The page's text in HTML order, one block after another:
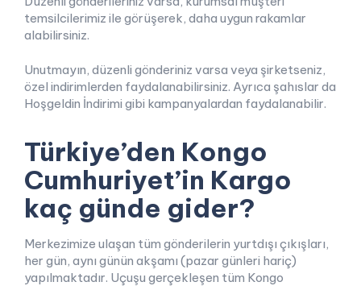
temsilcilerimiz ile görüşerek, daha uygun rakamlar
alabilirsiniz.
Unutmayın, düzenli gönderiniz varsa veya şirketseniz,
özel indirimlerden faydalanabilirsiniz. Ayrıca şahıslar da
Hoşgeldin İndirimi gibi kampanyalardan faydalanabilir.
Türkiye’den Kongo
Cumhuriyet’in Kargo
kaç günde gider?
Merkezimize ulaşan tüm gönderilerin yurtdışı çıkışları,
her gün, aynı günün akşamı (pazar günleri hariç)
yapılmaktadır. Uçuşu gerçekleşen tüm Kongo